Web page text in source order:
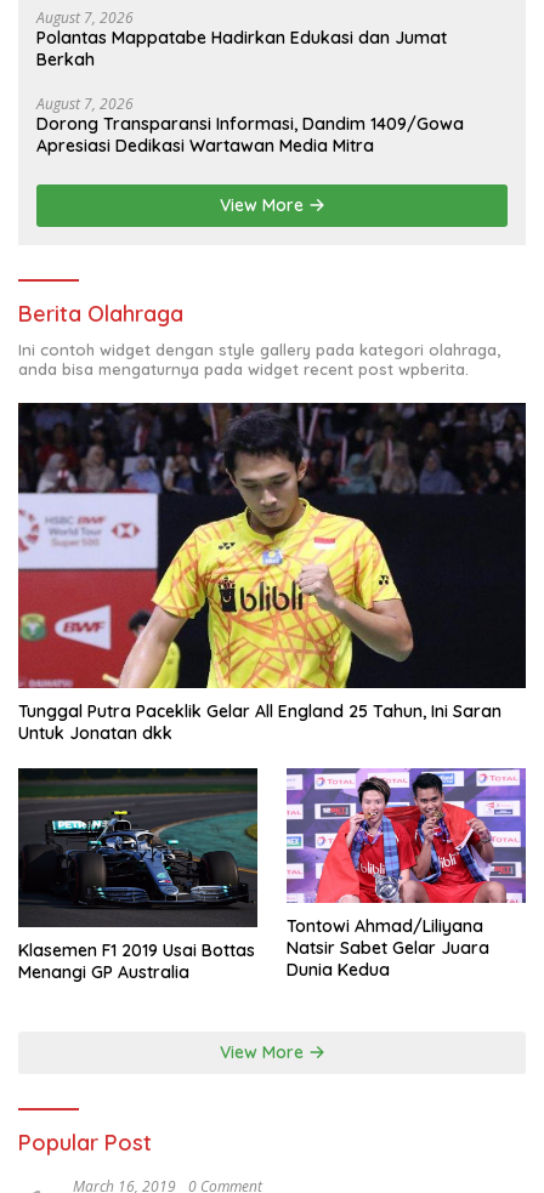
August 7, 2026
Polantas Mappatabe Hadirkan Edukasi dan Jumat
Berkah
August 7, 2026
Dorong Transparansi Informasi, Dandim 1409/Gowa
Apresiasi Dedikasi Wartawan Media Mitra
View More
Berita Olahraga
Ini contoh widget dengan style gallery pada kategori olahraga,
anda bisa mengaturnya pada widget recent post wpberita.
Tunggal Putra Paceklik Gelar All England 25 Tahun, Ini Saran
Untuk Jonatan dkk
Klasemen F1 2019 Usai Bottas
Menangi GP Australia
Tontowi Ahmad/Liliyana
Natsir Sabet Gelar Juara
Dunia Kedua
View More
Popular Post
March 16, 2019 0 Comment